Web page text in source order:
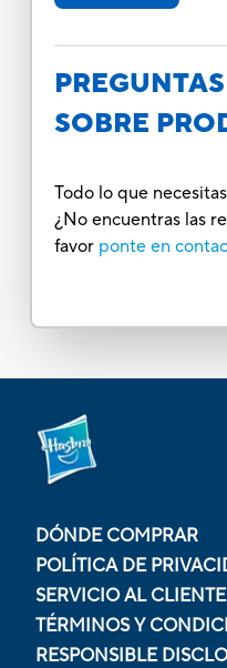
SOBRE
Todo lo que
¿No encuentras las
favor ponte en
DÓNDE COMPRAR
POLÍTICA DE
SERVICIO AL CLIENTE
TÉRMINOS Y
RESPONSIBLE